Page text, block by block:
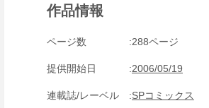
作品情報
ページ数 288ページ
提供開始日 2006/05/19
連載誌/レーベル SPコミックス